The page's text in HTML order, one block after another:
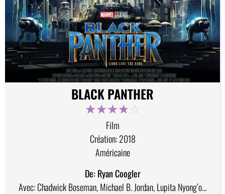
BLACK PANTHER
☆☆☆☆☆
Film
Création: 2018
Américaine
De: Ryan Coogler
Avec: Chadwick Boseman, Michael B. Jordan, Lupita Nyong’o…